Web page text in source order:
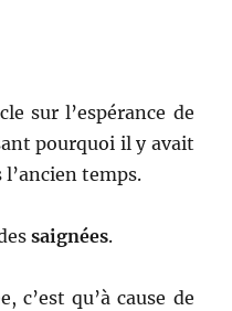
sur l’espérance de
pourquoi il y avait
temps.
saignées.
c’est qu’à cause de